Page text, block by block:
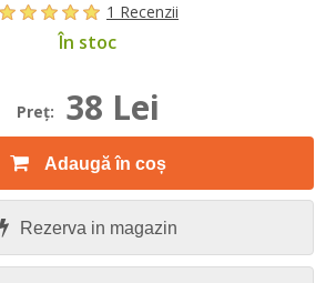
1 Recenzii
În stoc
Preţ: 38 Lei
Adaugă în coș
Rezerva in magazin